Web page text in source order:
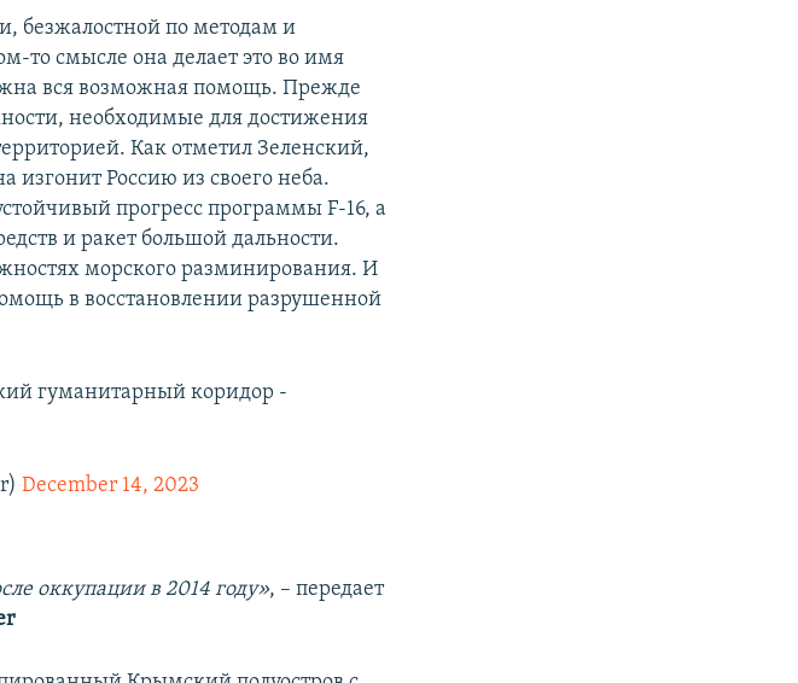
безжалостной по методам и
то смысле она делает это во имя
вся возможная помощь. Прежде
необходимые для достижения
Как отметил Зеленский,
изгонит Россию из своего неба.
прогресс программы F-16, а
и ракет большой дальности.
морского разминирования. И
в восстановлении разрушенной
гуманитарный коридор -
December 14, 2023
оккупации в 2014 году», – передает